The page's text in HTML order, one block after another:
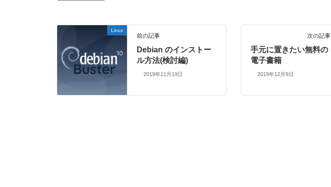
Linux
前の記事
Debian のインストー
ル方法(検討編)
2019年11月19日
次の記事
手元に置きたい無料の
電子書籍
2019年12月9日